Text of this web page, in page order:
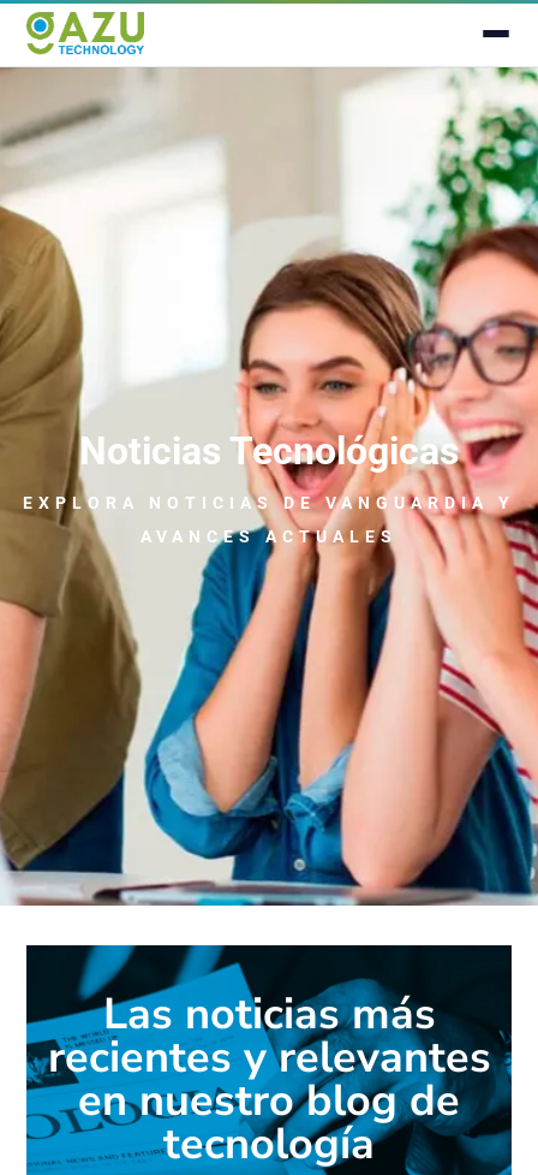
Noticias Tecnológicas
EXPLORA NOTICIASDE VANGUARDIA Y
AVANCES ACTUALES
Las noticias más
recientes y relevantes
en nuestro blog de
tecnología